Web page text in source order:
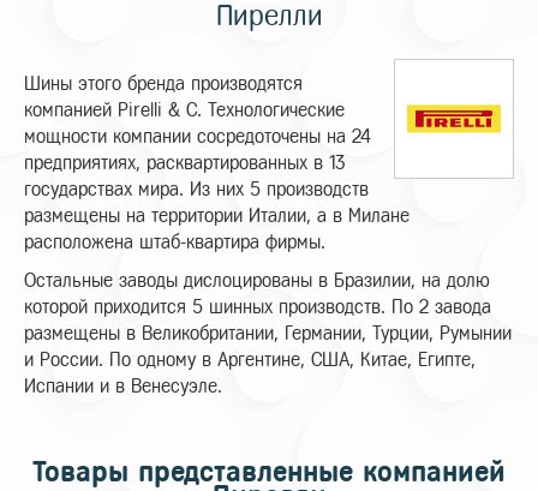
Пирелли
Шины этого бренда производятся
компанией Pirelli & C. Технологические
мощности компании сосредоточены на 24
предприятиях, расквартированных в 13
государствах мира. Из них 5 производств
размещены на территории Италии, а в Милане
расположена штаб-квартира фирмы.
Остальные заводы дислоцированы в Бразилии, на долю
которой приходится 5 шинных производств. По 2 завода
размещены в Великобритании, Германии, Турции, Румынии
и России. По одному в Аргентине, США, Китае, Египте,
Испании и в Венесуэле.
Товары представленные компанией